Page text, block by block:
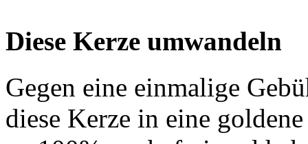
Diese Kerze umwandeln
Gegen eine einmalige
diese Kerze in eine